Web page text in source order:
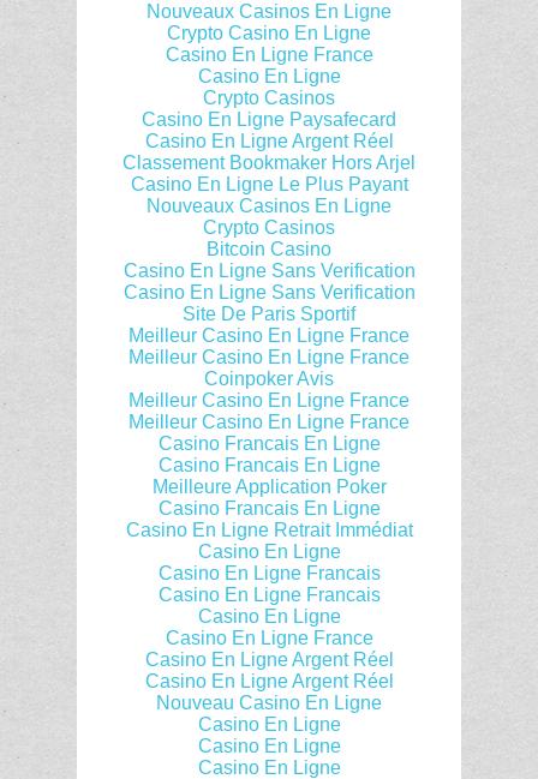
Nouveaux Casinos En Ligne
Crypto Casino En Ligne
Casino En Ligne France
Casino En Ligne
Crypto Casinos
Casino En Ligne Paysafecard
Casino En Ligne Argent Réel
Classement Bookmaker Hors Arjel
Casino En Ligne Le Plus Payant
Nouveaux Casinos En Ligne
Crypto Casinos
Bitcoin Casino
Casino En Ligne Sans Verification
Casino En Ligne Sans Verification
Site De Paris Sportif
Meilleur Casino En Ligne France
Meilleur Casino En Ligne France
Coinpoker Avis
Meilleur Casino En Ligne France
Meilleur Casino En Ligne France
Casino Francais En Ligne
Casino Francais En Ligne
Meilleure Application Poker
Casino Francais En Ligne
Casino En Ligne Retrait Immédiat
Casino En Ligne
Casino En Ligne Francais
Casino En Ligne Francais
Casino En Ligne
Casino En Ligne France
Casino En Ligne Argent Réel
Casino En Ligne Argent Réel
Nouveau Casino En Ligne
Casino En Ligne
Casino En Ligne
Casino En Ligne